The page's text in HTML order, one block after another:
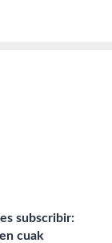
subscribir:
cuak